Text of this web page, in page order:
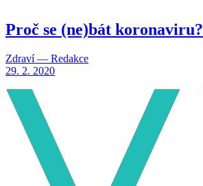
Proč se (ne)bát koronaviru?
Zdraví — Redakce
29. 2. 2020